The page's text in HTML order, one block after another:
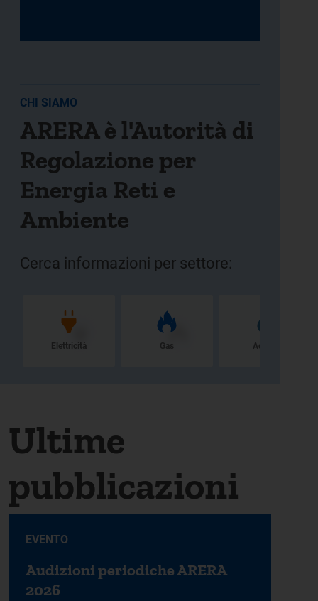
CHI SIAMO
ARERA è l'Autorità di
Regolazione per
Energia Reti e
Ambiente
Cerca informazioni per settore:
Elettricità Gas Acqua
Ultime
pubblicazioni
EVENTO
Audizioni periodiche ARERA
2026